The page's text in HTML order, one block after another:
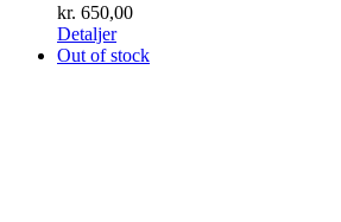
kr. 650,00
Detaljer
Out of stock